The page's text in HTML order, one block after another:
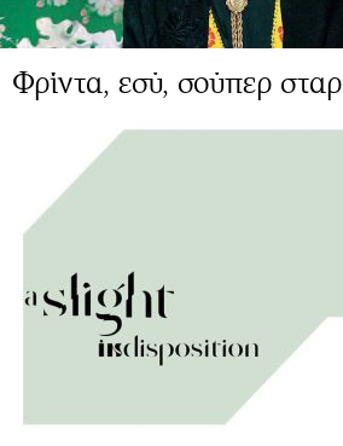
Φρίντα, εσύ, σούπερ σταρ